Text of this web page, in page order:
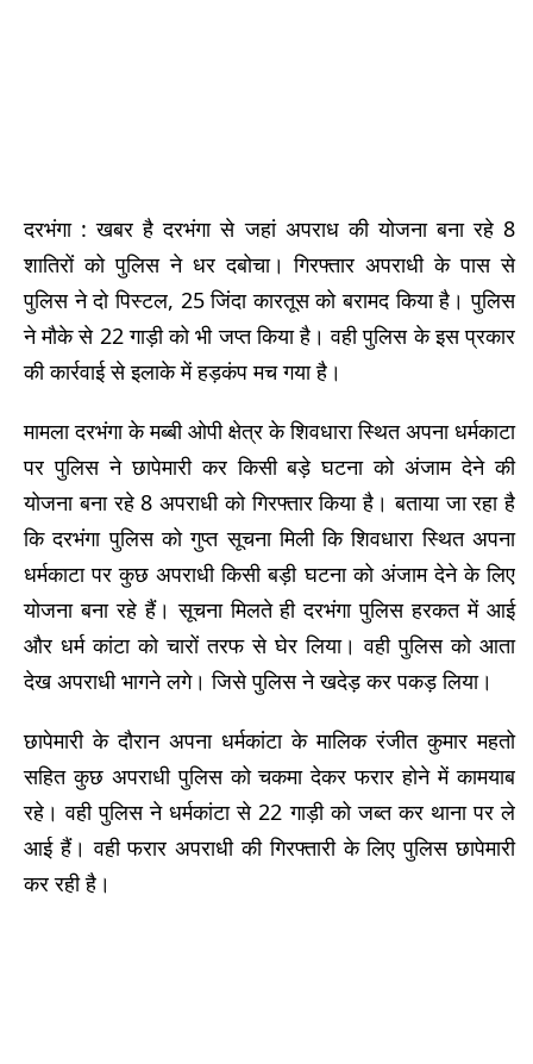
दरभंगा : खबर है दरभंगा से जहां अपराध की योजना बना रहे 8
शातिरों को पुलिस ने धर दबोचा। गिरफ्तार अपराधी के पास से
पुलिस ने दो पिस्टल, 25 जिंदा कारतूस को बरामद किया है। पुलिस
ने मौके से 22 गाड़ी को भी जप्त किया है। वही पुलिस के इस प्रकार
की कार्रवाई से इलाके में हड़कंप मच गया है।
मामला दरभंगा के मब्बी ओपी क्षेत्र के शिवधारा स्थित अपना धर्मकाटा
पर पुलिस ने छापेमारी कर किसी बड़े घटना को अंजाम देने की
योजना बना रहे 8 अपराधी को गिरफ्तार किया है। बताया जा रहा है
कि दरभंगा पुलिस को गुप्त सूचना मिली कि शिवधारा स्थित अपना
धर्मकाटा पर कुछ अपराधी किसी बड़ी घटना को अंजाम देने के लिए
योजना बना रहे हैं। सूचना मिलते ही दरभंगा पुलिस हरकत में आई
और धर्म कांटा को चारों तरफ से घेर लिया। वही पुलिस को आता
देख अपराधी भागने लगे। जिसे पुलिस ने खदेड़ कर पकड़ लिया।
छापेमारी के दौरान अपना धर्मकांटा के मालिक रंजीत कुमार महतो
सहित कुछ अपराधी पुलिस को चकमा देकर फरार होने में कामयाब
रहे। वही पुलिस ने धर्मकांटा से 22 गाड़ी को जब्त कर थाना पर ले
आई हैं। वही फरार अपराधी की गिरफ्तारी के लिए पुलिस छापेमारी
कर रही है।